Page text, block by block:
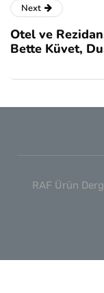
Next
Otel ve
Bette Küvet,
RAF Ürün